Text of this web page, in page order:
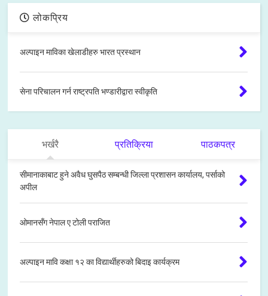
लोकप्रिय
अल्पाइन माविका खेलाडीहरु भारत प्रस्थान
सेना परिचालन गर्न राष्ट्रपति भण्डारीद्वारा स्वीकृति
भर्खरै प्रतिक्रिया पाठकपत्र
सीमानाकाबाट हुने अवैध घुसपैठ सम्बन्धी जिल्ला प्रशासन कार्यालय, पर्साको
अपील
ओमानसँग नेपाल ए टोली पराजित
अल्पाइन मावि कक्षा १२ का विद्यार्थीहरुको बिदाइ कार्यक्रम